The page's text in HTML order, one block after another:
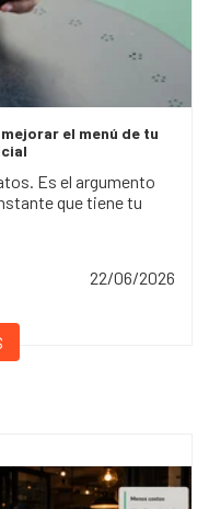
el menú de tu
Es el argumento
que tiene tu
22/06/2026